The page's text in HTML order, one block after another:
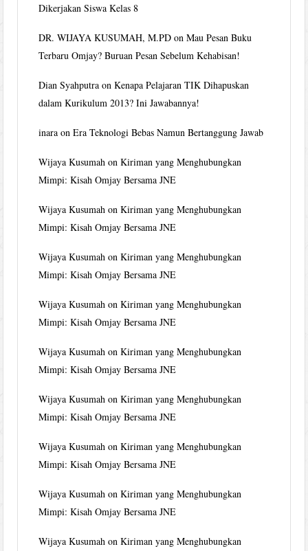
Dikerjakan Siswa Kelas 8
DR. WIJAYA KUSUMAH, M.PD onMau Pesan Buku
Terbaru Omjay? Buruan Pesan Sebelum Kehabisan!
Dian Syahputra onKenapa Pelajaran TIK Dihapuskan
dalam Kurikulum 2013? Ini Jawabannya!
inara onEra Teknologi Bebas Namun Bertanggung Jawab
Wijaya Kusumah onKiriman yang Menghubungkan
Mimpi: Kisah Omjay Bersama JNE
Wijaya Kusumah onKiriman yang Menghubungkan
Mimpi: Kisah Omjay Bersama JNE
Wijaya Kusumah onKiriman yang Menghubungkan
Mimpi: Kisah Omjay Bersama JNE
Wijaya Kusumah onKiriman yang Menghubungkan
Mimpi: Kisah Omjay Bersama JNE
Wijaya Kusumah onKiriman yang Menghubungkan
Mimpi: Kisah Omjay Bersama JNE
Wijaya Kusumah onKiriman yang Menghubungkan
Mimpi: Kisah Omjay Bersama JNE
Wijaya Kusumah onKiriman yang Menghubungkan
Mimpi: Kisah Omjay Bersama JNE
Wijaya Kusumah onKiriman yang Menghubungkan
Mimpi: Kisah Omjay Bersama JNE
Wijaya Kusumah onKiriman yang Menghubungkan